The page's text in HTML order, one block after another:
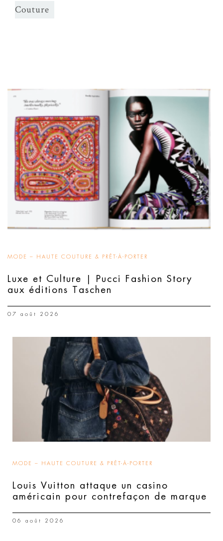
Couture
MODE – HAUTE COUTURE & PRÊT-À-PORTER
Luxe et Culture | Pucci Fashion Story
aux éditions Taschen
07 août 2026
MODE – HAUTE COUTURE & PRÊT-À-PORTER
Louis Vuitton attaque un casino
américain pour contrefaçon de marque
06 août 2026